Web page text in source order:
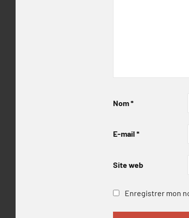
Nom*
E-mail *
Site web
Enregistrer mon